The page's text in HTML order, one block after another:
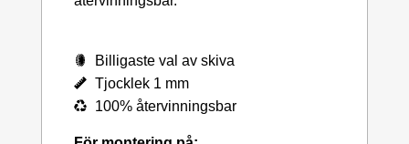
Billigaste val av skiva
Tjocklek 1 mm
100% återvinningsbar